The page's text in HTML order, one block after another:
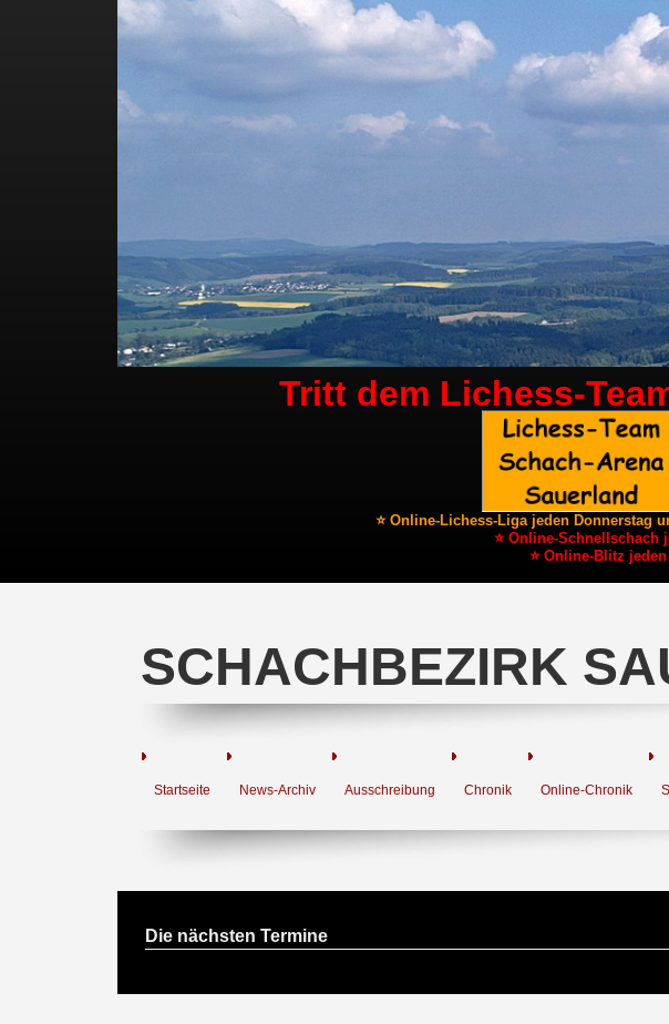
Tritt dem Lichess-
⭐ Online-Lichess-Liga jeden Donnerstag
⭐ Online-Schnellschach
⭐ Online-Blitz
SCHACHBEZIRK
Startseite News-Archiv Ausschreibung Chronik Online-Chronik
Die nächsten Termine